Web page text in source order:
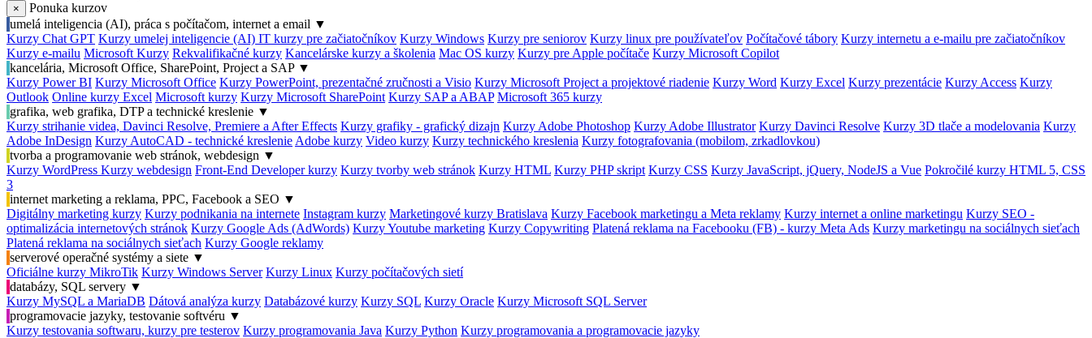
×
Ponuka kurzov
umelá inteligencia (AI), práca s počítačom, internet a email ▼
Kurzy Chat GPT Kurzy umelej inteligencie (AI) IT kurzy pre začiatočníkov Kurzy Windows Kurzy pre seniorov Kurzy linux pre používateľov Počítačové tábory Kurzy internetu a e-mailu pre začiatočníkov
Kurzy e-mailu Microsoft Kurzy Rekvalifikačné kurzy Kancelárske kurzy a školenia Mac OS kurzy Kurzy pre Apple počítače Kurzy Microsoft Copilot
kancelária, Microsoft Office, SharePoint, Project a SAP ▼
Kurzy Power BI Kurzy Microsoft Office Kurzy PowerPoint, prezentačné zručnosti a Visio Kurzy Microsoft Project a projektové riadenie Kurzy Word Kurzy Excel Kurzy prezentácie Kurzy Access Kurzy
Outlook Online kurzy Excel Microsoft kurzy Kurzy Microsoft SharePoint Kurzy SAP a ABAP Microsoft 365 kurzy
grafika, web grafika, DTP a technické kreslenie ▼
Kurzy strihanie videa, Davinci Resolve, Premiere a After Effects Kurzy grafiky - grafický dizajn Kurzy Adobe Photoshop Kurzy Adobe Illustrator Kurzy Davinci Resolve Kurzy 3D tlače a modelovania Kurzy
Adobe InDesign Kurzy AutoCAD - technické kreslenie Adobe kurzy Video kurzy Kurzy technického kreslenia Kurzy fotografovania (mobilom, zrkadlovkou)
tvorba a programovanie web stránok, webdesign ▼
Kurzy WordPress Kurzy webdesign Front-End Developer kurzy Kurzy tvorby web stránok Kurzy HTML Kurzy PHP skript Kurzy CSS Kurzy JavaScript, jQuery, NodeJS a Vue Pokročilé kurzy HTML 5, CSS
3
internet marketing a reklama, PPC, Facebook a SEO ▼
Digitálny marketing kurzy Kurzy podnikania na internete Instagram kurzy Marketingové kurzy Bratislava Kurzy Facebook marketingu a Meta reklamy Kurzy internet a online marketingu Kurzy SEO -
optimalizácia internetových stránok Kurzy Google Ads (AdWords) Kurzy Youtube marketing Kurzy Copywriting Platená reklama na Facebooku (FB) - kurzy Meta Ads Kurzy marketingu na sociálnych sieťach
Platená reklama na sociálnych sieťach Kurzy Google reklamy
serverové operačné systémy a siete ▼
Oficiálne kurzy MikroTik Kurzy Windows Server Kurzy Linux Kurzy počítačových sietí
databázy, SQL servery ▼
Kurzy MySQL a MariaDB Dátová analýza kurzy Databázové kurzy Kurzy SQL Kurzy Oracle Kurzy Microsoft SQL Server
programovacie jazyky, testovanie softvéru ▼
Kurzy testovania softwaru, kurzy pre testerov Kurzy programovania Java Kurzy Python Kurzy programovania a programovacie jazyky